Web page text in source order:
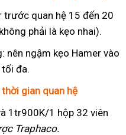
trước quan hệ 15 đến 20
phải là kẹo nhai).
nên ngậm kẹo Hamer vào
đa.
gian quan hệ
1tr900K/1 hộp 32 viên
Traphaco.